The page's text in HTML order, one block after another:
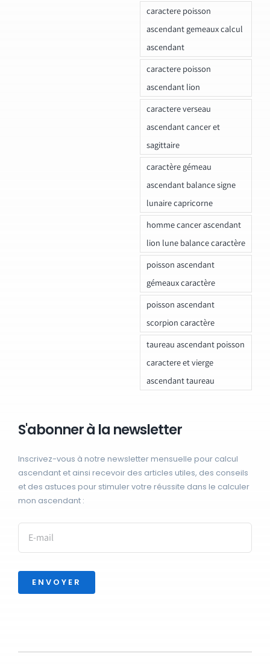
caractere poisson
ascendant gemeaux calcul
ascendant
caractere poisson
ascendant lion
caractere verseau
ascendant cancer et
sagittaire
caractère gémeau
ascendant balance signe
lunaire capricorne
homme cancer ascendant
lion lune balance caractère
poisson ascendant
gémeaux caractère
poisson ascendant
scorpion caractère
taureau ascendant poisson
caractere et vierge
ascendant taureau
S'abonner à la newsletter
Inscrivez-vous à notre newsletter mensuelle pour calcul
ascendant et ainsi recevoir des articles utiles, des conseils
et des astuces pour stimuler votre réussite dans le calculer
mon ascendant :
ENVOYER